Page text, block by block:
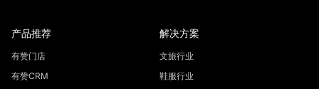
产品推荐
有赞门店
有赞CRM
解决方案
文旅行业
鞋服行业